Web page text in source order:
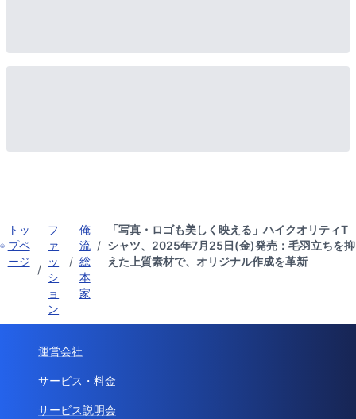
トッ
プペ
ージ
/
フ
ァ
ッ
シ
ョ
ン
/
俺
流
総
本
家
/
「写真・ロゴも美しく映える」ハイクオリティT
シャツ、2025年7月25日(金)発売：毛羽立ちを抑
えた上質素材で、オリジナル作成を革新
運営会社
サービス・料金
サービス説明会